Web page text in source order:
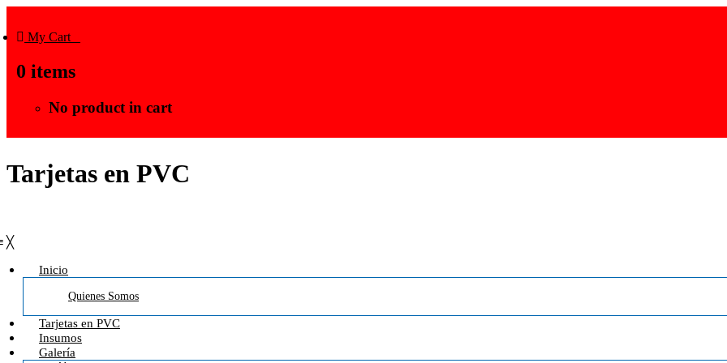
My Cart
0 items
No product in cart
Tarjetas en PVC
╳
Inicio
Quienes Somos
Tarjetas en PVC
Insumos
Galería